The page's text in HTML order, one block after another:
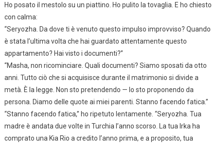
Ho posato il mestolo su un piattino. Ho pulito la tovaglia. E ho chiesto
con calma:
“Seryozha. Da dove ti è venuto questo impulso improvviso? Quando
è stata l’ultima volta che hai guardato attentamente questo
appartamento? Hai visto i documenti?”
“Masha, non ricominciare. Quali documenti? Siamo sposati da otto
anni. Tutto ciò che si acquisisce durante il matrimonio si divide a
metà. È la legge. Non sto pretendendo — lo sto proponendo da
persona. Diamo delle quote ai miei parenti. Stanno facendo fatica.”
“Stanno facendo fatica,” ho ripetuto lentamente. “Seryozha. Tua
madre è andata due volte in Turchia l’anno scorso. La tua Irka ha
comprato una Kia Rio a credito l’anno prima, e a proposito, tua